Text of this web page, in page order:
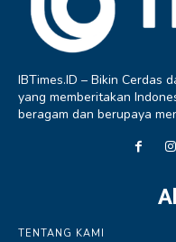
IBTimes.ID – Bikin Cerdas
yang memberitakan
beragam dan berupaya
TENTANG KAMI